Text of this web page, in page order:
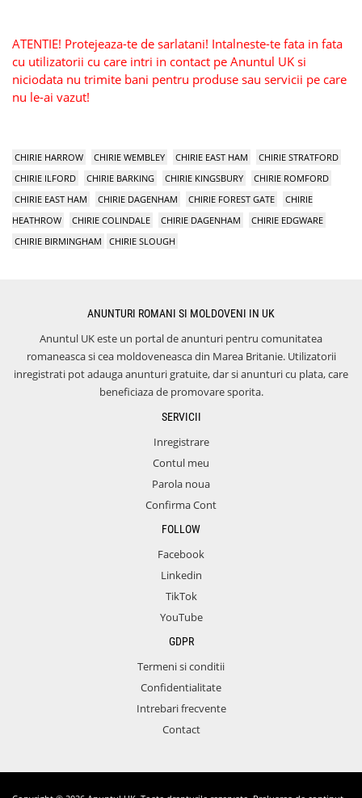
ATENTIE! Protejeaza-te de sarlatani! Intalneste-te fata in fata
cu utilizatorii cu care intri in contact pe Anuntul UK si
niciodata nu trimite bani pentru produse sau servicii pe care
nu le-ai vazut!
CHIRIE HARROW CHIRIE WEMBLEY CHIRIE EAST HAM
CHIRIE STRATFORD
CHIRIE ILFORD
CHIRIE BARKING CHIRIE KINGSBURY
CHIRIE ROMFORD
CHIRIE EAST HAM
CHIRIE DAGENHAM CHIRIE FOREST GATE
CHIRIE
HEATHROW
CHIRIE COLINDALE CHIRIE DAGENHAM
CHIRIE EDGWARE
CHIRIE BIRMINGHAM
CHIRIE SLOUGH
ANUNTURI ROMANI SI MOLDOVENI IN UK
Anuntul UK este un portal de anunturi pentru comunitatea
romaneasca si cea moldoveneasca din Marea Britanie. Utilizatorii
inregistrati pot adauga anunturi gratuite, dar si anunturi cu plata, care
beneficiaza de promovare sporita.
SERVICII
Inregistrare
Contul meu
Parola noua
Confirma Cont
FOLLOW
Facebook
Linkedin
TikTok
YouTube
GDPR
Termeni si conditii
Confidentialitate
Intrebari frecvente
Contact